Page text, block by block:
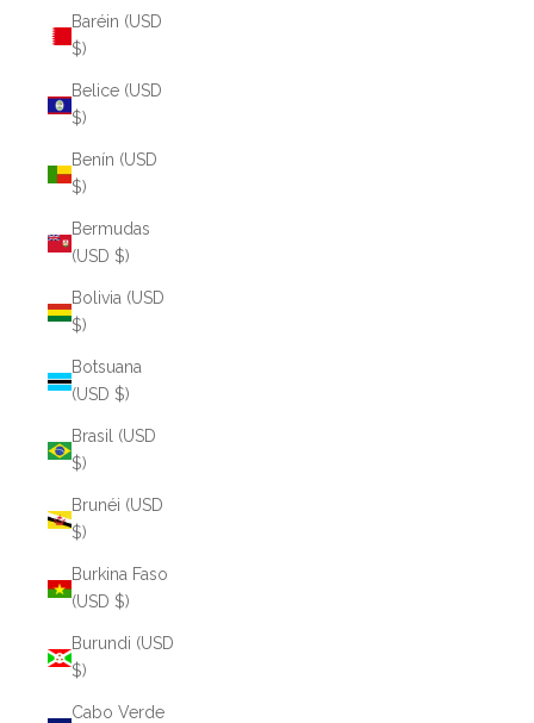
Baréin (USD
$)
Belice (USD
$)
Benín (USD
$)
Bermudas
(USD $)
Bolivia (USD
$)
Botsuana
(USD $)
Brasil (USD
$)
Brunéi (USD
$)
Burkina Faso
(USD $)
Burundi (USD
$)
Cabo Verde